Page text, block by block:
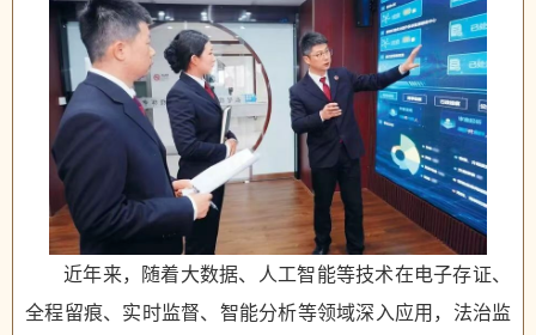
近年来，随着大数据、人工智能等技术在电子存证、
全程留痕、实时监督、智能分析等领域深入应用，法治监